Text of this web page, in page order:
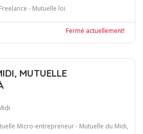
- Mutuelle loi
Fermé actuellement!
MUTUELLE
Micro-entrepreneur - Mutuelle du Midi,